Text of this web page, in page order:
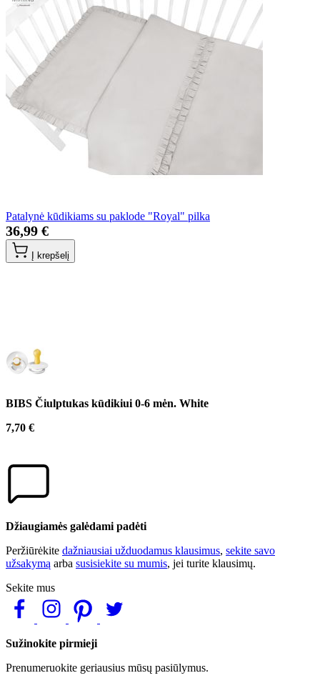
Patalynė kūdikiams su paklode "Royal" pilka
36,99 €
Į krepšelį
BIBS Čiulptukas kūdikiui 0-6 mėn. White
7,70 €
Džiaugiamės galėdami padėti
Peržiūrėkite dažniausiai užduodamus klausimus, sekite savo
užsakymą arba susisiekite su mumis, jei turite klausimų.
Sekite mus
Sužinokite pirmieji
Prenumeruokite geriausius mūsų pasiūlymus.